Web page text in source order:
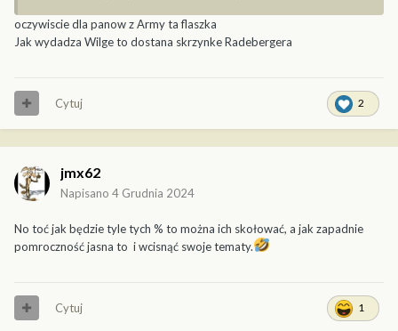
oczywiscie dla panow z Army ta flaszka
Jak wydadza Wilge to dostana skrzynke Radebergera
2
Cytuj
jmx62
Napisano 4 Grudnia 2024
No toć jak będzie tyle tych % to można ich skołować, a jak zapadnie
pomroczność jasna to i wcisnąć swoje tematy.
1
Cytuj